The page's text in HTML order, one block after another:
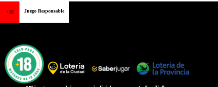
+18 Juego Responsable